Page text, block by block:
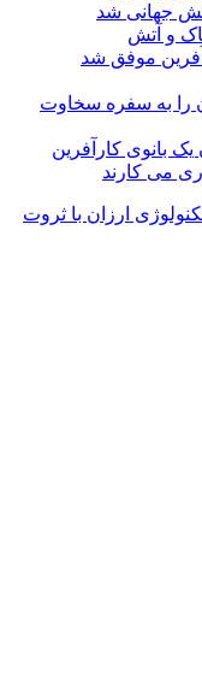
جهانی شد
و آتش
موفق شد
را به سفره سخاوت
بانوی کارآفرین
می کارند
ارزان با ثروت